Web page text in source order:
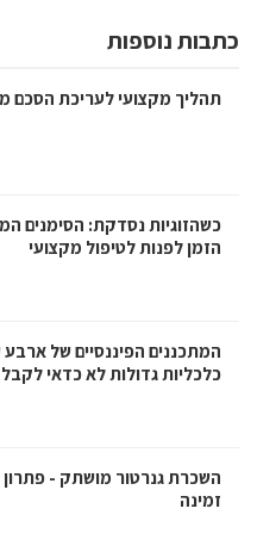
כתבות נוספות
תהליך מקצועי לעריכת הסכם
כשהזוגיות נסדקת: הסימנים
הזמן לפנות לטיפול מקצועי
המתכננים הפיננסיים של
כלכליות גדולות לא כדאי
השכרת גנרטור מושתק -
זמינה